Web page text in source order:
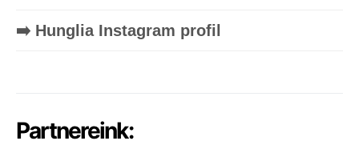
➡️ Hunglia Instagram profil
Partnereink: